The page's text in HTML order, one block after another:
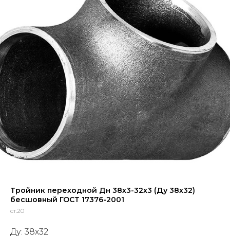
Тройник переходной Дн 38х3-32х3 (Ду 38х32)
бесшовный ГОСТ 17376-2001
ст.20
Ду: 38х32